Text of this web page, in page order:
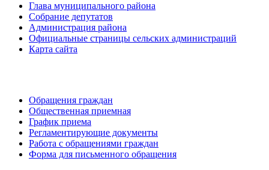
Глава муниципального района
Собрание депутатов
Администрация района
Официальные страницы сельских администраций
Карта сайта
Обращения граждан
Общественная приемная
График приема
Регламентирующие документы
Работа с обращениями граждан
Форма для письменного обращения